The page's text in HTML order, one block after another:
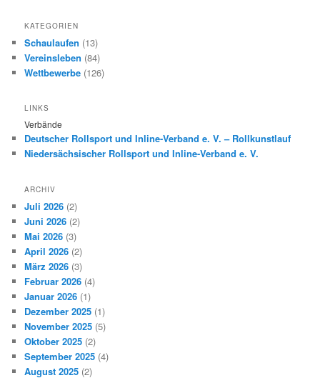
KATEGORIEN
Schaulaufen (13)
Vereinsleben (84)
Wettbewerbe (126)
LINKS
Verbände
Deutscher Rollsport und Inline-Verband e. V. – Rollkunstlauf
Niedersächsischer Rollsport und Inline-Verband e. V.
ARCHIV
Juli 2026 (2)
Juni 2026 (2)
Mai 2026 (3)
April 2026 (2)
März 2026 (3)
Februar 2026 (4)
Januar 2026 (1)
Dezember 2025 (1)
November 2025 (5)
Oktober 2025 (2)
September 2025 (4)
August 2025 (2)